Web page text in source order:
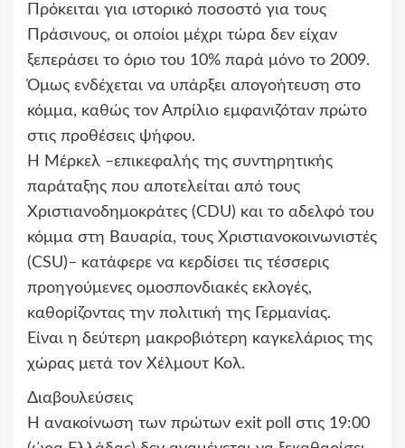
Πρόκειται για ιστορικό ποσοστό για τους
Πράσινους, οι οποίοι μέχρι τώρα δεν είχαν
ξεπεράσει το όριο του 10% παρά μόνο το 2009.
Όμως ενδέχεται να υπάρξει απογοήτευση στο
κόμμα, καθώς τον Απρίλιο εμφανιζόταν πρώτο
στις προθέσεις ψήφου.
Η Μέρκελ –επικεφαλής της συντηρητικής
παράταξης που αποτελείται από τους
Χριστιανοδημοκράτες (CDU) και το αδελφό του
κόμμα στη Βαυαρία, τους Χριστιανοκοινωνιστές
(CSU)– κατάφερε να κερδίσει τις τέσσερις
προηγούμενες ομοσπονδιακές εκλογές,
καθορίζοντας την πολιτική της Γερμανίας.
Είναι η δεύτερη μακροβιότερη καγκελάριος της
χώρας μετά τον Χέλμουτ Κολ.
Διαβουλεύσεις
Η ανακοίνωση των πρώτων exit poll στις 19:00